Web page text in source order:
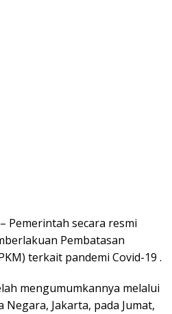
– Pemerintah secara resmi
Pembatasan
terkait pandemi Covid-19 .
mengumumkannya melalui
Jakarta, pada Jumat,